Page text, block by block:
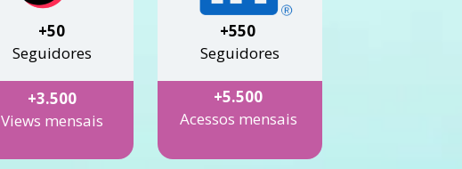
+50
Seguidores
Seguidores
+5.500
Acessos mensais
+3.500
Views mensais